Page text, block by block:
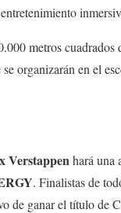
metros
organizarán en el
Verstappen hará una
. Finalistas de
de ganar el título de